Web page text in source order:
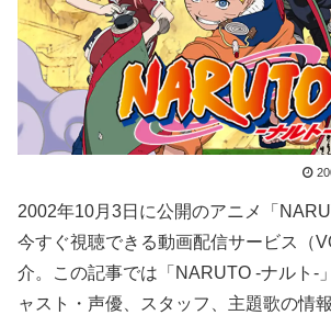
2002年10月3日に公開のアニメ「
今すぐ視聴できる動画配信サービス（
介。この記事では「NARUTO -ナルト-
ャスト・声優、スタッフ、主題歌の情